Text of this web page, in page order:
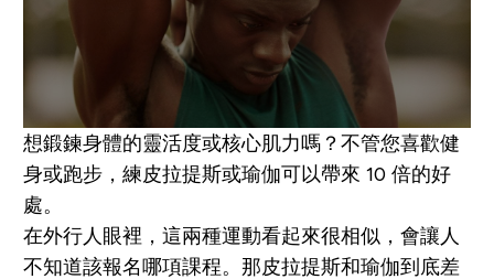
想鍛鍊身體的靈活度或核心肌力嗎？不管您喜歡健
身或跑步，練皮拉提斯或瑜伽可以帶來 10 倍的好
處。
在外行人眼裡，這兩種運動看起來很相似，會讓人
不知道該報名哪項課程。那皮拉提斯和瑜伽到底差